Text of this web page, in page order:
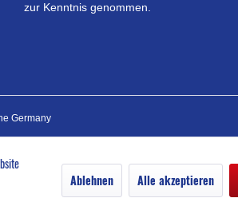
zur Kenntnis genommen.
Germany
Ablehnen Alle akzeptieren